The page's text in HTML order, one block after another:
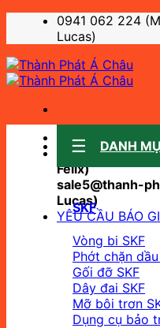
dung
0941 062 224
Lucas)
Sale support:
Felix)
sale5@thanh-
Lucas)
YÊU CẦU BÁO
DANH
SKF
Vòng bi SKF
Phớt chặn dầu
Gối đỡ SKF
Dây đai SKF
Mỡ bôi trơn
Dụng cụ bảo